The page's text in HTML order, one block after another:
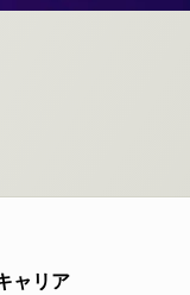
ャリア